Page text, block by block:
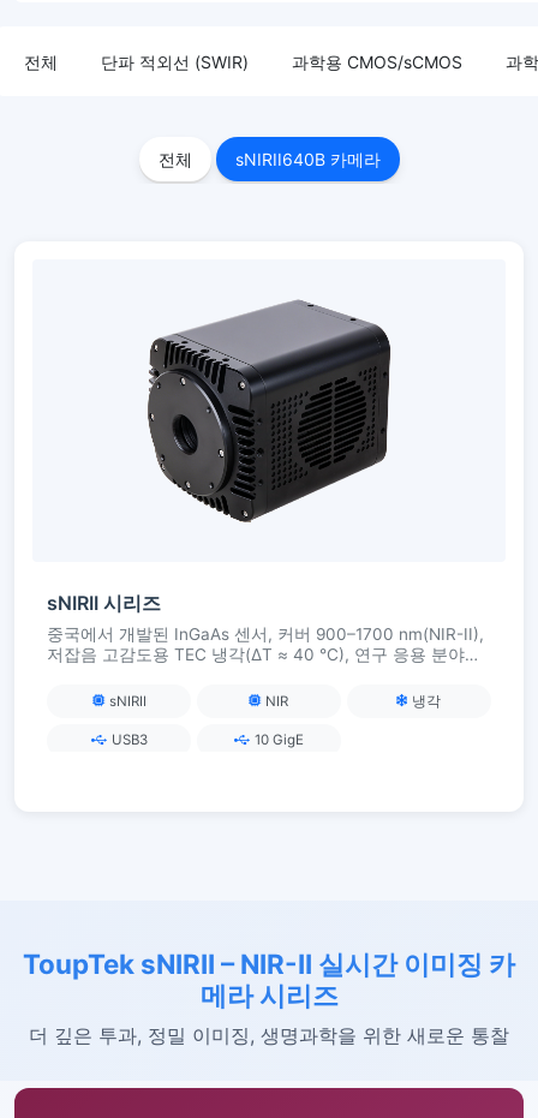
전체 단파 적외선 (SWIR) 과학용 CMOS/sCMOS 과
전체 sNIRII640B 카메라
sNIRII 시리즈
중국에서 개발된 InGaAs 센서, 커버 900–1700 nm(NIR-II),
저잡음 고감도용 TEC 냉각(ΔT ≈ 40 °C), 연구 응용 분야의
sNIRII NIR 냉각
USB3 10 GigE
ToupTek sNIRII – NIR-II 실시간 이미징 카
메라 시리즈
더 깊은 투과, 정밀 이미징, 생명과학을 위한 새로운 통찰